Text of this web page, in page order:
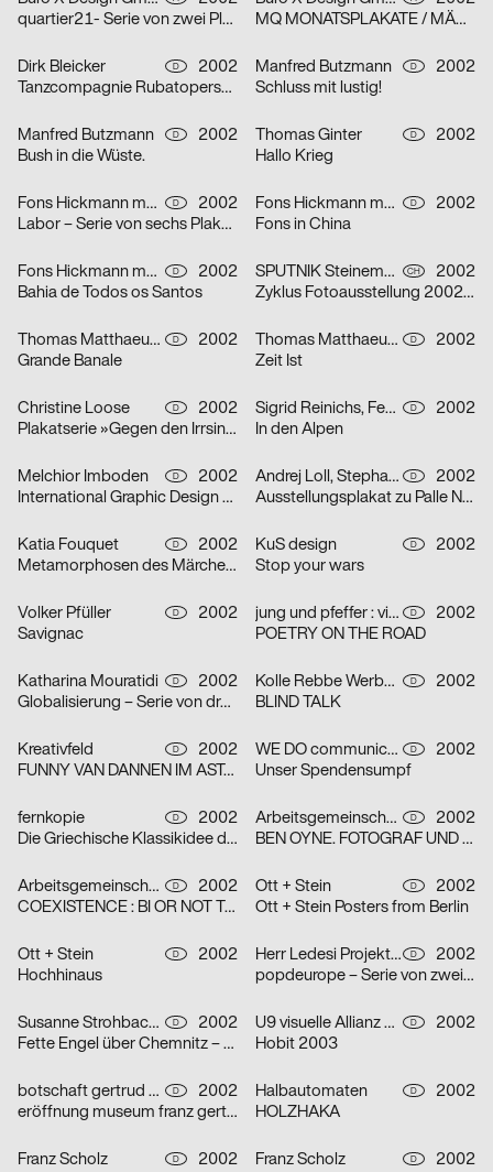
quartier21- Serie von zwei Plakaten
MQ MONATSPLAKATE / MÄRZ 2002 – Serie von zwei Plakaten
Dirk Bleicker D
2002
Tanzcompagnie Rubatoperson to person Premiere
Manfred Butzmann D
2002
Schluss mit lustig!
Manfred Butzmann D
2002
Bush in die Wüste.
Thomas Ginter D
2002
Hallo Krieg
Fons Hickmann m23 D
2002
Labor – Serie von sechs Plakaten
Fons Hickmann m23 D
2002
Fons in China
Fons Hickmann m23 D
2002
Bahia de Todos os Santos
SPUTNIK Steinemann & Co. CH
2002
Zyklus Fotoausstellung 2002 in der Luzerner Designgalerie – Serie von drei Plakaten
Thomas Matthaeus Müller D
2002
Grande Banale
Thomas Matthaeus Müller D
2002
Zeit Ist
Christine Loose D
2002
Plakatserie »Gegen den Irrsinn«
Sigrid Reinichs, Fenja Spiess D
2002
In den Alpen
Melchior Imboden D
2002
International Graphic Design Education Forum Beijin, China 2002 – Serie von zwei Plakaten
Andrej Loll, Stephanie Marx D
2002
Ausstellungsplakat zu Palle Nielsen
Katia Fouquet D
2002
Metamorphosen des Märchens
KuS design D
2002
Stop your wars
Volker Pfüller D
2002
Savignac
jung und pfeffer : visuelle Kommunikation D
2002
POETRY ON THE ROAD
Katharina Mouratidi D
2002
Globalisierung – Serie von drei Plakaten
Kolle Rebbe Werbeagentur GmbH D
2002
BLIND TALK
Kreativfeld D
2002
FUNNY VAN DANNEN IM ASTA – KELLER
WE DO communication GmbH D
2002
Unser Spendensumpf
fernkopie D
2002
Die Griechische Klassikidee der Wirklichkeit – Serie von zwei Plakaten
Arbeitsgemeinschaft für visuelle und verbale Kommunikation Uwe Loesch D
2002
BEN OYNE. FOTOGRAF UND FILMEMACHER
Arbeitsgemeinschaft für visuelle und verbale Kommunikation Uwe Loesch D
2002
COEXISTENCE : BI OR NOT TO BE
Ott + Stein D
2002
Ott + Stein Posters from Berlin
Ott + Stein D
2002
Hochhinaus
Herr Ledesi Projekt- und Werbeagentur D
2002
popdeurope – Serie von zwei Plakaten
Susanne Strohbach, Ralf Wolfermann D
2002
Fette Engel über Chemnitz – Serie von vier Plakaten
U9 visuelle Allianz GmbH D
2002
Hobit 2003
botschaft gertrud nolte visuelle kommunikation und beratung D
2002
eröffnung museum franz gertsch
Halbautomaten D
2002
HOLZHAKA
Franz Scholz D
2002
Franz Scholz D
2002